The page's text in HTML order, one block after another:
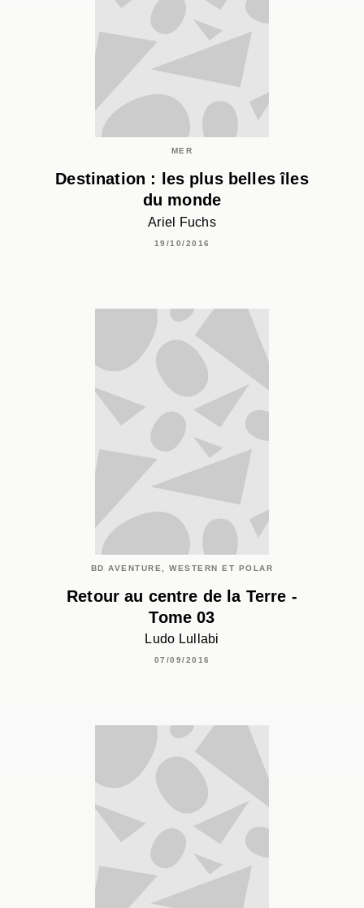
MER
Destination : les plus belles îles
du monde
Ariel Fuchs
19/10/2016
BD AVENTURE, WESTERN ET POLAR
Retour au centre de la Terre -
Tome 03
Ludo Lullabi
07/09/2016